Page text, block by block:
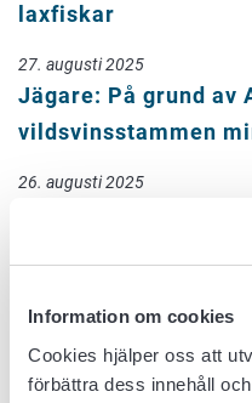
Information om cookies
Cookies hjälper oss att
förbättra dess innehåll
laxfiskar
27. augusti 2025
Jägare: På grund av
vildsvinsstammen
26. augusti 2025
skyldigheten att
djurgård